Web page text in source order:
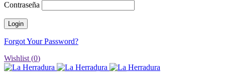
Contraseña
Forgot Your Password?
Wishlist (0)